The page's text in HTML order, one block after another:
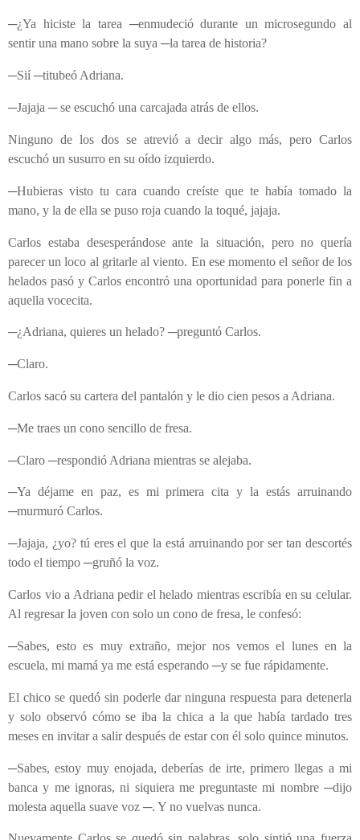
─¿Ya hiciste la tarea ─enmudeció durante un microsegundo al
sentir una mano sobre la suya ─la tarea de historia?
─Sií ─titubeó Adriana.
─Jajaja ─ se escuchó una carcajada atrás de ellos.
Ninguno de los dos se atrevió a decir algo más, pero Carlos
escuchó un susurro en su oído izquierdo.
─Hubieras visto tu cara cuando creíste que te había tomado la
mano, y la de ella se puso roja cuando la toqué, jajaja.
Carlos estaba desesperándose ante la situación, pero no quería
parecer un loco al gritarle al viento. En ese momento el señor de los
helados pasó y Carlos encontró una oportunidad para ponerle fin a
aquella vocecita.
─¿Adriana, quieres un helado? ─preguntó Carlos.
─Claro.
Carlos sacó su cartera del pantalón y le dio cien pesos a Adriana.
─Me traes un cono sencillo de fresa.
─Claro ─respondió Adriana mientras se alejaba.
─Ya déjame en paz, es mi primera cita y la estás arruinando
─murmuró Carlos.
─Jajaja, ¿yo? tú eres el que la está arruinando por ser tan descortés
todo el tiempo ─gruñó la voz.
Carlos vio a Adriana pedir el helado mientras escribía en su celular.
Al regresar la joven con solo un cono de fresa, le confesó:
─Sabes, esto es muy extraño, mejor nos vemos el lunes en la
escuela, mi mamá ya me está esperando ─y se fue rápidamente.
El chico se quedó sin poderle dar ninguna respuesta para detenerla
y solo observó cómo se iba la chica a la que había tardado tres
meses en invitar a salir después de estar con él solo quince minutos.
─Sabes, estoy muy enojada, deberías de irte, primero llegas a mi
banca y me ignoras, ni siquiera me preguntaste mi nombre ─dijo
molesta aquella suave voz ─. Y no vuelvas nunca.